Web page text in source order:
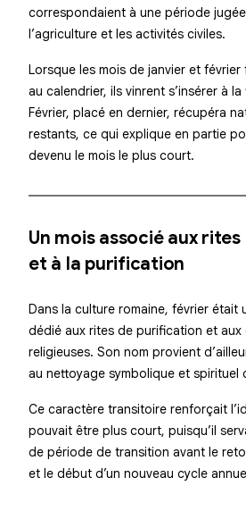
correspondaient à une période
l’agriculture et les activités civiles.
Lorsque les mois de janvier et
au calendrier, ils vinrent s’insérer à la
Février, placé en dernier, récupéra
restants, ce qui explique en partie
devenu le mois le plus court.
Un mois associé aux rites
et à la purification
Dans la culture romaine, février était
dédié aux rites de purification et aux
religieuses. Son nom provient
au nettoyage symbolique et spirituel
Ce caractère transitoire renforçait
pouvait être plus court, puisqu’il
de période de transition avant le
et le début d’un nouveau cycle